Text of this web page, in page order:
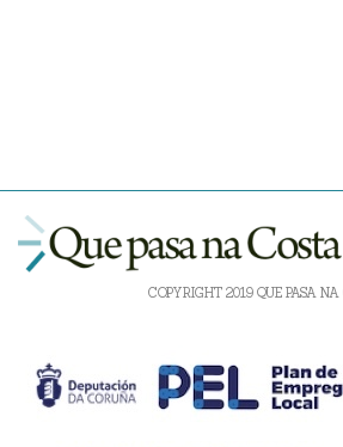
COPYRIGHT 2019 QUE PASA